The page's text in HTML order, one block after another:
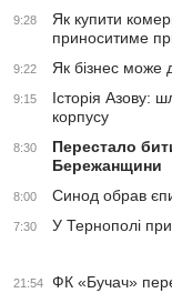
9:28
Як купити
приноситиме
9:22 Як бізнес може
9:15
Історія Азову:
корпусу
8:30
Перестало
Бережанщини
8:00 Синод обрав
7:30 У Тернополі
21:54 ФК «Бучач»